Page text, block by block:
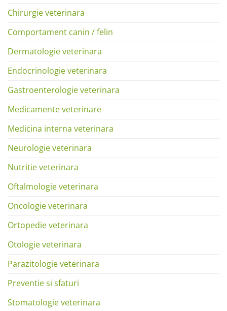
Chirurgie veterinara
Comportament canin / felin
Dermatologie veterinara
Endocrinologie veterinara
Gastroenterologie veterinara
Medicamente veterinare
Medicina interna veterinara
Neurologie veterinara
Nutritie veterinara
Oftalmologie veterinara
Oncologie veterinara
Ortopedie veterinara
Otologie veterinara
Parazitologie veterinara
Preventie si sfaturi
Stomatologie veterinara